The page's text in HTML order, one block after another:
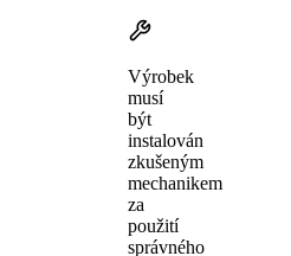
Výrobek
musí
být
instalován
zkušeným
mechanikem
za
použití
správného